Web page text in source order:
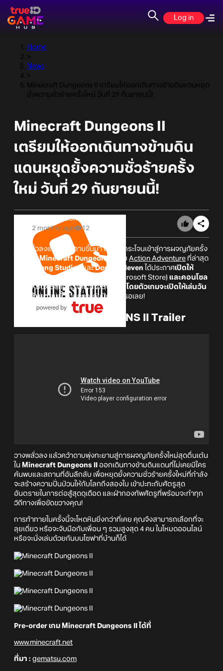
Log in
Home
>
News
>
Minecraft Dungeons II เตรียมให้ออกเดินทางข้ามดินแดนหยุด
ยั้งความชั่วร้ายครั้งใหม่ วันที่ 29 กันยายนนี้!
Minecraft Dungeons II
เตรียมให้ออกเดินทางข้ามดิน
แดนหยุดยั้งความชั่วร้ายครั้ง
ใหม่ วันที่ 29 กันยายนนี้!
Online Station
2 months ago
12
วางพลั่วลงแล้วหยิบดาบขึ้นมา เตรียมกระโจนเข้าสู่การผจญภัยครั้ง
ใหม่!? ในMinecraft Dungeons II เกม Action Adventure ที่ล่าสุด
Mojang Studios และDouble Eleven ได้ประกาศเปิดให้
Pre-oder ตัวเกมบน PC
(Steam/Microsoft Store) และคอนโซล
(PS5/Xbox Series/Switch 2/Switch) โดยตัวเกมจะเปิดให้เล่นวัน
ที่ 29 กันยายนนี้สายผจญภัยปักหมุดรอเลย!
MINECRAFT DUNGEONS II Trailer
วางพลั่วลง แล้วคว้าดาบพุ่งทะยานสู่การผจญภัยครั้งใหม่สุดตื่นเต้น
ใน Minecraft Dungeons II
ออกเดินทางข้ามดินแดนที่ไม่เคยมีใคร
ค้นพบและสถานที่อันลึกลับ เพื่อหยุดยั้งความชั่วร้ายครั้งใหม่ที่กำลัง
จะสร้างความปั่นป่วนให้กับโลกถึงสองใบ เข้าปะทะกับศัตรูสุด
อันตรายในการต่อสู้สุดดุเดือด และฝ่ากองทัพศัตรูที่พร้อมจะทำทุก
วิถีทางเพื่อขัดขวางคุณ!
การท้าทายในครั้งนี้จะโหดหินยิ่งกว่าที่เคย คุณจึงสามารถเลือกที่จะ
ลุยเดี่ยว หรือจะจับมือกับเพื่อน ๆ รวมสูงสุด 4 คน ในโหมดออนไลน์
หรือจะนั่งเล่นด้วยกันบนโซฟาที่บ้านก็ได้
Pre-order เกม Minecraft Dungeons II ได้ที่
www.minecraft.net
ที่มา : gematsu.com